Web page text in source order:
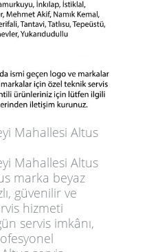
Mahallesi Altus
Mahallesi Altus
marka beyaz
güvenilir ve
hizmeti
servis imkânı,